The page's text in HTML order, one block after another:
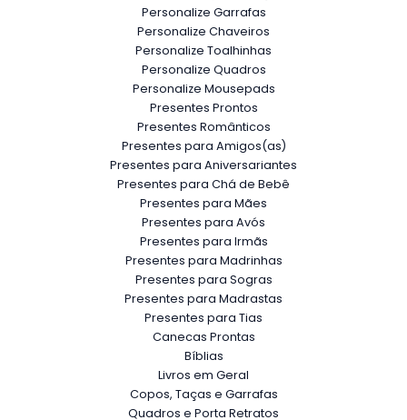
Personalize Copos e Taças
Personalize Garrafas
Personalize Chaveiros
Personalize Toalhinhas
Personalize Quadros
Personalize Mousepads
Presentes Prontos
Presentes Românticos
Presentes para Amigos(as)
Presentes para Aniversariantes
Presentes para Chá de Bebê
Presentes para Mães
Presentes para Avós
Presentes para Irmãs
Presentes para Madrinhas
Presentes para Sogras
Presentes para Madrastas
Presentes para Tias
Canecas Prontas
Bíblias
Livros em Geral
Copos, Taças e Garrafas